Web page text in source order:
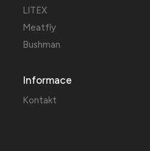
LITEX
Meatfly
Bushman
Informace
Kontakt